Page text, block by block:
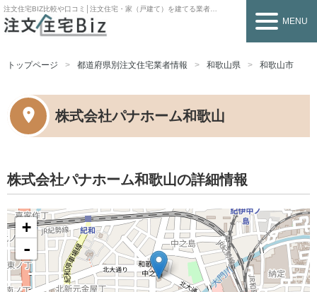
注文住宅BIZ比較や口コミ│注文住宅・家（戸建て）を建てる業者を探すなら
MENU
トップページ 都道府県別注文住宅業者情報 和歌山県 和歌山市
株式会社パナホーム和歌山
株式会社パナホーム和歌山の詳細情報
+
-